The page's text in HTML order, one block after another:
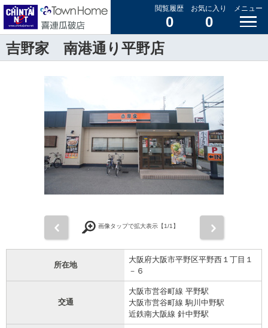
閲覧履歴
0
お気に入り
0
メニュー
吉野家 南港通り平野店
画像タップで拡大表示【1/1】
所在地
大阪府大阪市平野区平野西１丁目１
－６
交通
大阪市営谷町線 平野駅
大阪市営谷町線 駒川中野駅
近鉄南大阪線 針中野駅